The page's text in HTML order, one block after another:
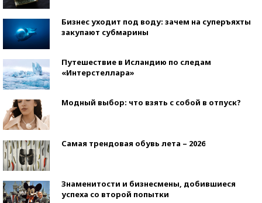
Бизнес уходит под воду: зачем на суперъяхты
закупают субмарины
Путешествие в Исландию по следам
«Интерстеллара»
Модный выбор: что взять с собой в отпуск?
Самая трендовая обувь лета – 2026
Знаменитости и бизнесмены, добившиеся
успеха со второй попытки